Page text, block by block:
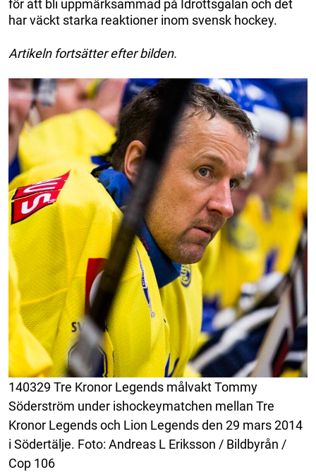
för att bli uppmärksammad på Idrottsgalan och det
har väckt starka reaktioner inom svensk hockey.
Artikeln fortsätter efter bilden.
140329 Tre Kronor Legends målvakt Tommy
Söderström under ishockeymatchen mellan Tre
Kronor Legends och Lion Legends den 29 mars 2014
i Södertälje. Foto: Andreas L Eriksson / Bildbyrån /
Cop 106